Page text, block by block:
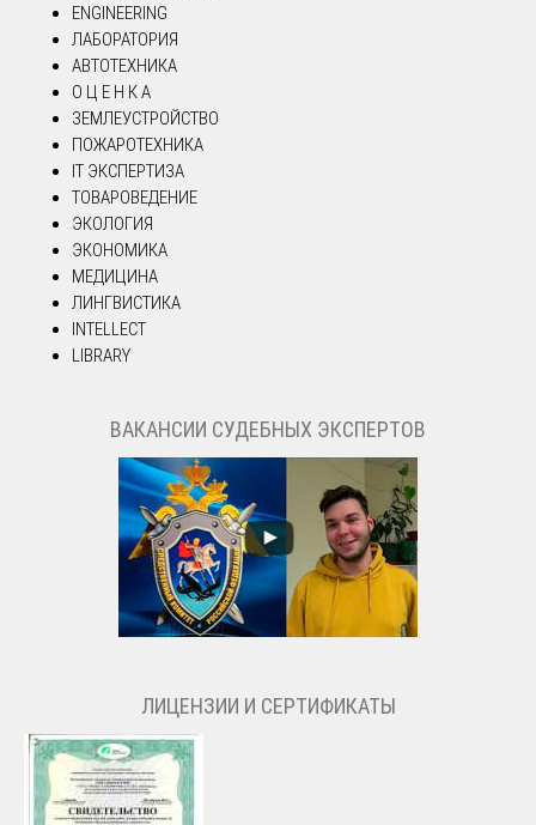
ENGINEERING
ЛАБОРАТОРИЯ
АВТОТЕХНИКА
О Ц Е Н К А
ЗЕМЛЕУСТРОЙСТВО
ПОЖАРОТЕХНИКА
IT ЭКСПЕРТИЗА
ТОВАРОВЕДЕНИЕ
ЭКОЛОГИЯ
ЭКОНОМИКА
МЕДИЦИНА
ЛИНГВИСТИКА
INTELLECT
LIBRARY
ВАКАНСИИ СУДЕБНЫХ ЭКСПЕРТОВ
ЛИЦЕНЗИИ И СЕРТИФИКАТЫ